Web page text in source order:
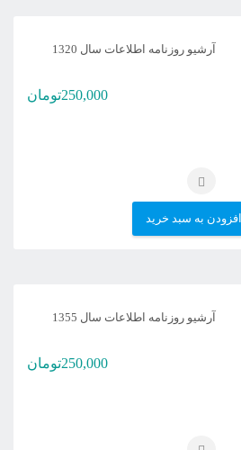
آرشیو روزنامه اطلاعات سال 1320
250,000تومان
افزودن به سبد خرید
آرشیو روزنامه اطلاعات سال 1355
250,000تومان